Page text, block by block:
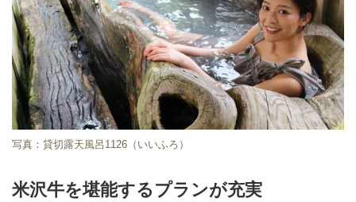
写真：貸切露天風呂1126（いいふろ）
米沢牛を堪能するプランが充実